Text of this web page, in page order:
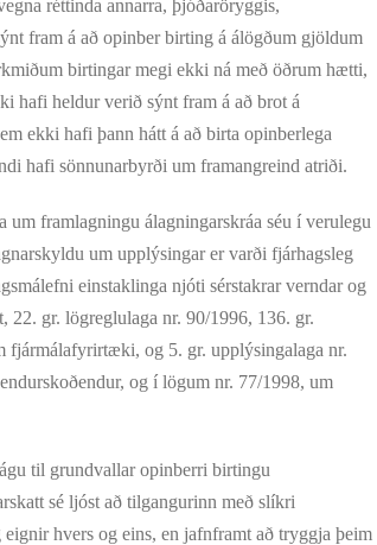
réttinda annarra, þjóðaröryggis,
fram á að opinber birting á álögðum gjöldum
birtingar megi ekki ná með öðrum hætti,
hafi heldur verið sýnt fram á að brot á
ekki hafi þann hátt á að birta opinberlega
hafi sönnunarbyrði um framangreind atriði.
framlagningu álagningarskráa séu í verulegu
um upplýsingar er varði fjárhagsleg
einstaklinga njóti sérstakrar verndar og
22. gr. lögreglulaga nr. 90/1996, 136. gr.
fjármálafyrirtæki, og 5. gr. upplýsingalaga nr.
og í lögum nr. 77/1998, um
til grundvallar opinberri birtingu
sé ljóst að tilgangurinn með slíkri
hvers og eins, en jafnframt að tryggja þeim